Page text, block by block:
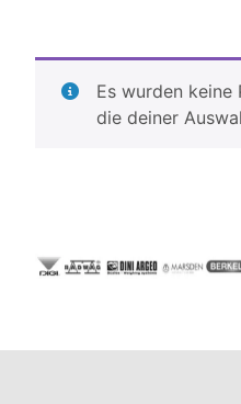
Es wurden keine
die deiner